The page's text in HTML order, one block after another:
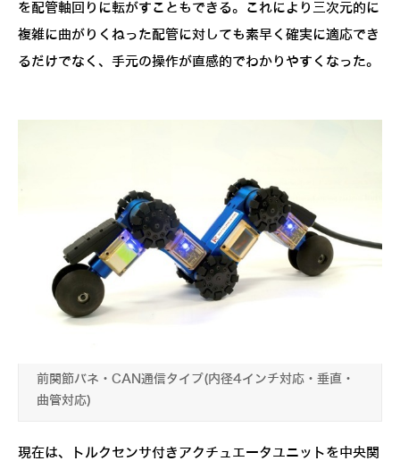
を配管軸回りに転がすこともできる。これにより三次元的に
複雑に曲がりくねった配管に対しても素早く確実に適応でき
るだけでなく、手元の操作が直感的でわかりやすくなった。
前関節バネ・CAN通信タイプ(内径4インチ対応・垂直・
曲管対応)
現在は、トルクセンサ付きアクチュエータユニットを中央関